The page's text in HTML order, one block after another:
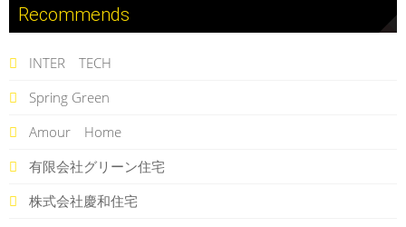
Recommends
INTER TECH
Spring Green
Amour Home
有限会社グリーン住宅
株式会社慶和住宅